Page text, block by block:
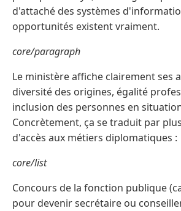
d'attaché des systèmes
opportunités existent vraiment.
core/paragraph
Le ministère affiche clairement ses
diversité des origines, égalité
inclusion des personnes en
Concrètement, ça se traduit par
d'accès aux métiers diplomatiques :
core/list
Concours de la fonction publique
pour devenir secrétaire ou